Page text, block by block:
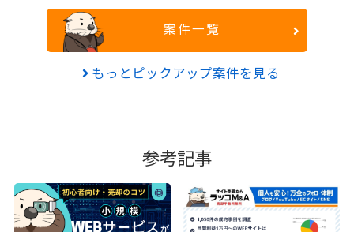
案件一覧
もっとピックアップ案件を見る
参考記事